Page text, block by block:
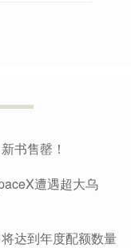
书售罄！
遭遇超大乌
达到年度配额数量